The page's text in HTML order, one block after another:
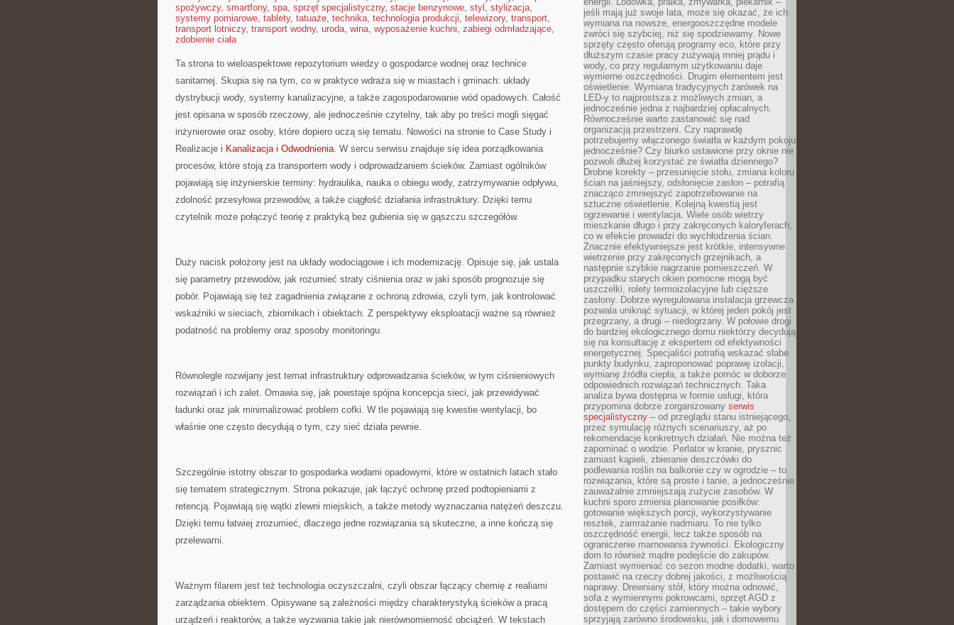
spożywczy, smartfony, spa, sprzęt specjalistyczny, stacje benzynowe, styl , stylizacja,
systemy pomiarowe, tablety, tatuaże, technika, technologia produkcji, telewizory, transport,
transport lotniczy, transport wodny, uroda, wina, wyposażenie kuchni, zabiegi odmładzające,
zdobienie ciała
Ta strona to wieloaspektowe repozytorium wiedzy o gospodarce wodnej oraz technice
sanitarnej. Skupia się na tym, co w praktyce wdraża się w miastach i gminach: układy
dystrybucji wody, systemy kanalizacyjne, a także zagospodarowanie wód opadowych. Całość
jest opisana w sposób rzeczowy, ale jednocześnie czytelny, tak aby po treści mogli sięgać
inżynierowie oraz osoby, które dopiero uczą się tematu. Nowości na stronie to Case Study i
Realizacje i Kanalizacja i Odwodnienia. W sercu serwisu znajduje się idea porządkowania
procesów, które stoją za transportem wody i odprowadzaniem ścieków. Zamiast ogólników
pojawiają się inżynierskie terminy: hydraulika, nauka o obiegu wody, zatrzymywanie odpływu,
zdolność przesyłowa przewodów, a także ciągłość działania infrastruktury. Dzięki temu
czytelnik może połączyć teorię z praktyką bez gubienia się w gąszczu szczegółów.
Duży nacisk położony jest na układy wodociągowe i ich modernizację. Opisuje się, jak ustala
się parametry przewodów, jak rozumieć straty ciśnienia oraz w jaki sposób prognozuje się
pobór. Pojawiają się też zagadnienia związane z ochroną zdrowia, czyli tym, jak kontrolować
wskaźniki w sieciach, zbiornikach i obiektach. Z perspektywy eksploatacji ważne są również
podatność na problemy oraz sposoby monitoringu.
Równolegle rozwijany jest temat infrastruktury odprowadzania ścieków, w tym ciśnieniowych
rozwiązań i ich zalet. Omawia się, jak powstaje spójna koncepcja sieci, jak przewidywać
ładunki oraz jak minimalizować problem cofki. W tle pojawiają się kwestie wentylacji, bo
właśnie one często decydują o tym, czy sieć działa pewnie.
Szczególnie istotny obszar to gospodarka wodami opadowymi, które w ostatnich latach stało
się tematem strategicznym. Strona pokazuje, jak łączyć ochronę przed podtopieniami z
retencją. Pojawiają się wątki zlewni miejskich, a także metody wyznaczania natężeń deszczu.
Dzięki temu łatwiej zrozumieć, dlaczego jedne rozwiązania są skuteczne, a inne kończą się
przelewami.
Ważnym filarem jest też technologia oczyszczalni, czyli obszar łączący chemię z realiami
zarządzania obiektem. Opisywane są zależności między charakterystyką ścieków a pracą
urządzeń i reaktorów, a także wyzwania takie jak nierównomierność obciążeń. W tekstach
jeśli mają już swoje lata, może się okazać, że ich
wymiana na nowsze, energooszczędne modele
zwróci się szybciej, niż się spodziewamy. Nowe
sprzęty często oferują programy eco, które przy
dłuższym czasie pracy zużywają mniej prądu i
wody, co przy regularnym użytkowaniu daje
wymierne oszczędności. Drugim elementem jest
oświetlenie. Wymiana tradycyjnych żarówek na
LED-y to najprostsza z możliwych zmian, a
jednocześnie jedna z najbardziej opłacalnych.
Równocześnie warto zastanowić się nad
organizacją przestrzeni. Czy naprawdę
potrzebujemy włączonego światła w każdym pokoju
jednocześnie? Czy biurko ustawione przy oknie nie
pozwoli dłużej korzystać ze światła dziennego?
Drobne korekty – przesunięcie stołu, zmiana koloru
ścian na jaśniejszy, odsłonięcie zasłon – potrafią
znacząco zmniejszyć zapotrzebowanie na
sztuczne oświetlenie. Kolejną kwestią jest
ogrzewanie i wentylacja. Wiele osób wietrzy
mieszkanie długo i przy zakręconych kaloryferach,
co w efekcie prowadzi do wychłodzenia ścian.
Znacznie efektywniejsze jest krótkie, intensywne
wietrzenie przy zakręconych grzejnikach, a
następnie szybkie nagrzanie pomieszczeń. W
przypadku starych okien pomocne mogą być
uszczelki, rolety termoizolacyjne lub cięższe
zasłony. Dobrze wyregulowana instalacja grzewcza
pozwala uniknąć sytuacji, w której jeden pokój jest
przegrzany, a drugi – niedogrzany. W połowie drogi
do bardziej ekologicznego domu niektórzy decydują
się na konsultację z ekspertem od efektywności
energetycznej. Specjaliści potrafią wskazać słabe
punkty budynku, zaproponować poprawę izolacji,
wymianę źródła ciepła, a także pomóc w doborze
odpowiednich rozwiązań technicznych. Taka
analiza bywa dostępna w formie usługi, która
przypomina dobrze zorganizowany serwis
specjalistyczny – od przeglądu stanu istniejącego,
przez symulację różnych scenariuszy, aż po
rekomendacje konkretnych działań. Nie można też
zapominać o wodzie. Perlator w kranie, prysznic
zamiast kąpieli, zbieranie deszczówki do
podlewania roślin na balkonie czy w ogrodzie – to
rozwiązania, które są proste i tanie, a jednocześnie
zauważalnie zmniejszają zużycie zasobów. W
kuchni sporo zmienia planowanie posiłków:
gotowanie większych porcji, wykorzystywanie
resztek, zamrażanie nadmiaru. To nie tylko
oszczędność energii, lecz także sposób na
ograniczenie marnowania żywności. Ekologiczny
dom to również mądre podejście do zakupów.
Zamiast wymieniać co sezon modne dodatki, warto
postawić na rzeczy dobrej jakości, z możliwością
naprawy. Drewniany stół, który można odnowić,
sofa z wymiennymi pokrowcami, sprzęt AGD z
dostępem do części zamiennych – takie wybory
sprzyjają zarówno środowisku, jak i domowemu